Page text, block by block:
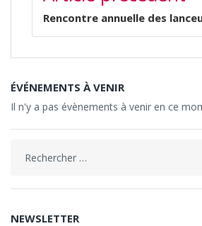
L’ARTICLE
Rencontre annuelle des
ÉVÉNEMENTS À VENIR
Il n'y a pas évènements à venir en ce
NEWSLETTER